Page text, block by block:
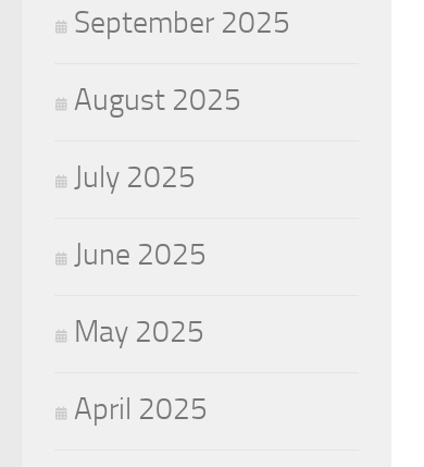
September 2025
August 2025
July 2025
June 2025
May 2025
April 2025